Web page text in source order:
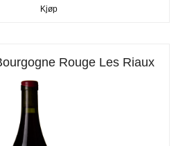
Kjøp
Rouge Les Riaux